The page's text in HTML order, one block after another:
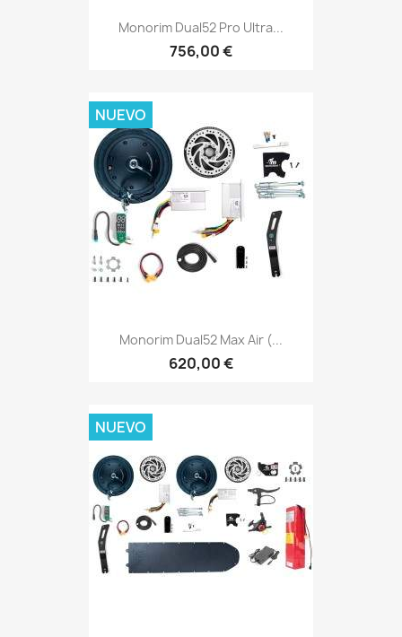
Monorim Dual52 Pro Ultra...
756,00 €
Monorim Dual52 Max Air (...
620,00 €
NUEVO
NUEVO